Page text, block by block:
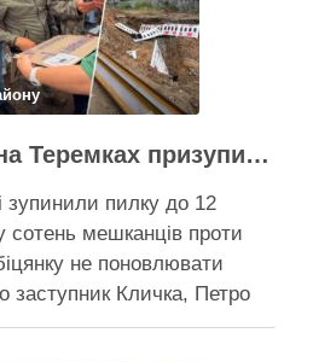
Вирубку дерев на Теремках призупинили після приїзду заступника Кличка – почався діалог
зупинили пилку до 12
сотень мешканців проти
не поновлювати
заступник Кличка, Петро
налагодити комунікацію